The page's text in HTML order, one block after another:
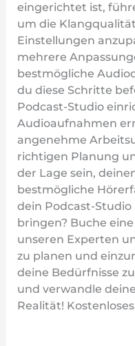
eingerichtet ist,
um die
Einstellungen
mehrere
bestmögliche
du diese Schritte
Podcast-Studio
Audioaufnahmen
angenehme
richtigen Planung
der Lage sein,
bestmögliche
dein Podcast-Studio
bringen? Buche
unseren Experten
zu planen und
deine Bedürfnisse
und verwandle
Realität!